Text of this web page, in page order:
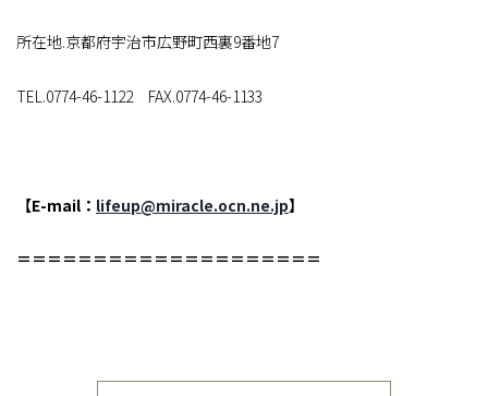
所在地.京都府宇治市広野町西裏9番地7
TEL.0774-46-1122 FAX.0774-46-1133
【E-mail： lifeup@miracle.ocn.ne.jp】
＝＝＝＝＝＝＝＝＝＝＝＝＝＝＝＝＝＝＝＝